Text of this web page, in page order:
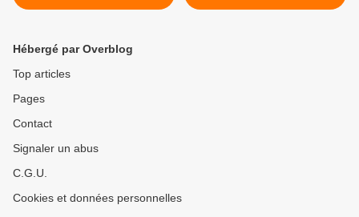
Hébergé par Overblog
Top articles
Pages
Contact
Signaler un abus
C.G.U.
Cookies et données personnelles